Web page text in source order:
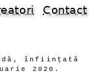
Contact
înființată
2020.